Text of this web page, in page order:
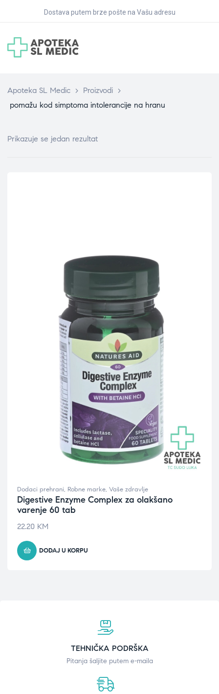
Dostava putem brze pošte na Vašu adresu
Apoteka SL Medic > Proizvodi >
pomažu kod simptoma intolerancije na hranu
Prikazuje se jedan rezultat
Dodaci prehrani, Robne marke, Vaše zdravlje
Digestive Enzyme Complex za olakšano
varenje 60 tab
22.20 KM
DODAJ U KORPU
TEHNIČKA PODRŠKA
Pitanja šaljite putem e-maila